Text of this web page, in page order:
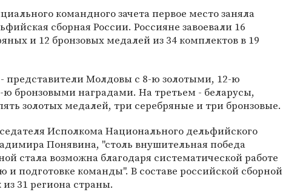
командного зачета первое место заняла
сборная России. Россияне завоевали 16
и 12 бронзовых медалей из 34 комплектов в 19
представители Молдовы с 8-ю золотыми, 12-ю
бронзовыми наградами. На третьем - беларусы,
золотых медалей, три серебряные и три бронзовые.
Исполкома Национального дельфийского
Понявина, "столь внушительная победа
стала возможна благодаря систематической работе
подготовке команды". В составе российской сборной
31 региона страны.